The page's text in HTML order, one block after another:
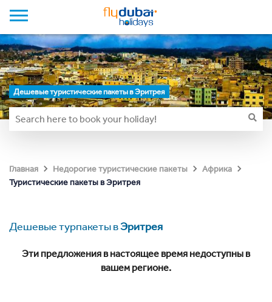
Дешевые туристические пакеты в Эритрея
Главная Недорогие туристические пакеты
Африка
Туристические пакеты в Эритрея
Дешевые турпакеты вЭритрея
Эти предложения в настоящее время недоступны в
вашем регионе.